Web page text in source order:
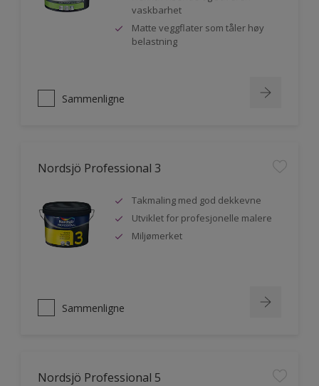
vaskbarhet
Matte veggflater som tåler høy
belastning
Sammenligne
Nordsjö Professional 3
Takmaling med god dekkevne
Utviklet for profesjonelle malere
Miljømerket
Sammenligne
Nordsjö Professional 5